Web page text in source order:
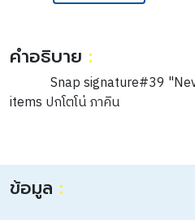
คำอธิบาย :
Snap signature#39
items ปกโตโน่ ภาคิน
ข้อมูล :